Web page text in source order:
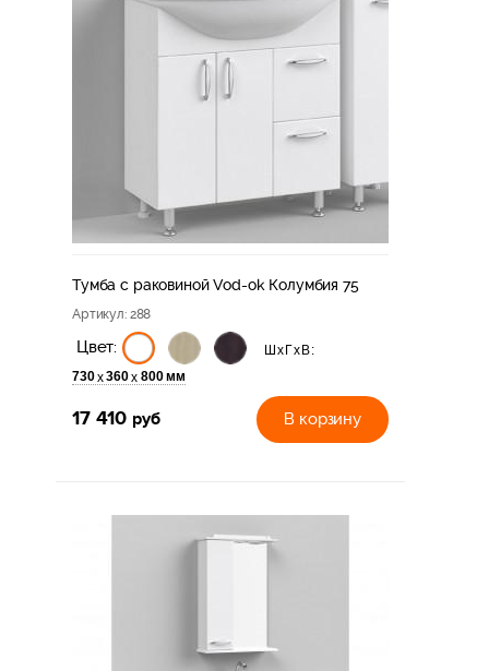
Тумба с раковиной Vod-ok Колумбия 75
Артикул: 288
Цвет:
ШхГхВ:
730х 360х 800 мм
17 410 руб В корзину